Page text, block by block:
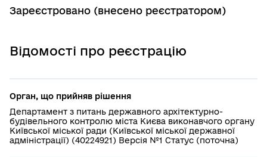
Зареєстровано (внесено реєстратором)
Відомості про реєстрацію
Орган, що прийняв рішення
Департамент з питань державного архітектурно-
будівельного контролю міста Києва виконавчого органу
Київської міської ради (Київської міської державної
адміністрації) (40224921) Версія №1 Статус (поточна)